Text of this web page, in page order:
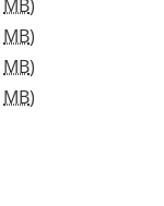
MB)
MB)
MB)
MB)